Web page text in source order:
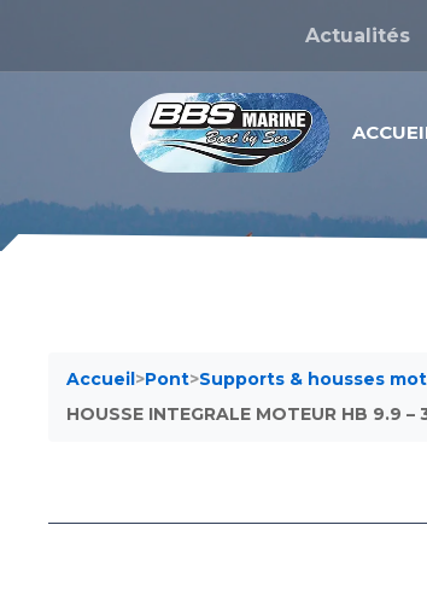
Actualités
Accueil>Pont>Supports & housses
HOUSSE INTEGRALE MOTEUR HB 9.9